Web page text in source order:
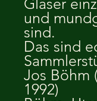
Gläser
und
sind.
Das sind
Jos Böhm
1992)